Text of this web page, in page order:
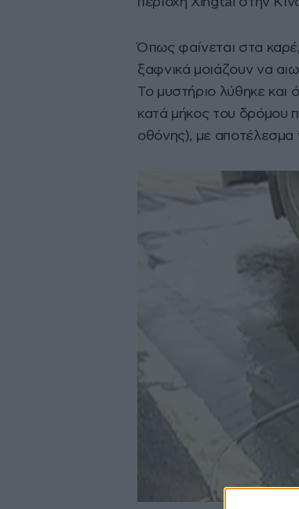
Όπως φαίνεται στα
ξαφνικά μοιάζουν να
Το μυστήριο λύθηκε και
κατά μήκος του δρόμου
οθόνης), με αποτέλεσμα